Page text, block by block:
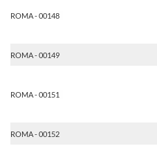
ROMA - 00148
ROMA - 00149
ROMA - 00151
ROMA - 00152